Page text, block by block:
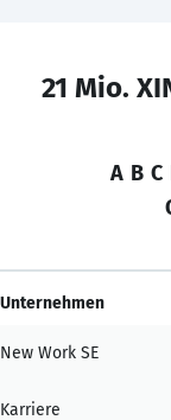
21 Mio.
A B C
Unternehmen
New Work SE
Karriere